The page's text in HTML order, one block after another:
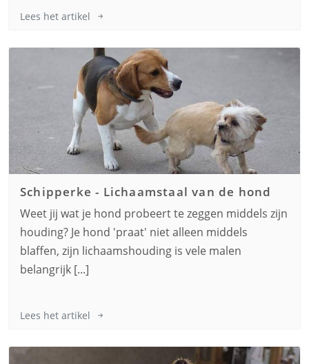
Lees het artikel
Schipperke - Lichaamstaal van de hond
Weet jij wat je hond probeert te zeggen middels zijn
houding? Je hond 'praat' niet alleen middels
blaffen, zijn lichaamshouding is vele malen
belangrijk [...]
Lees het artikel